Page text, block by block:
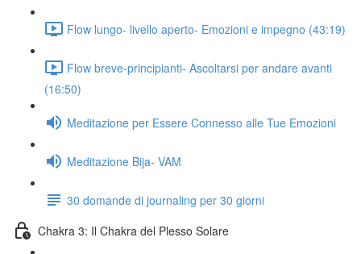
Flow lungo- livello aperto- Emozioni e impegno (43:19)
Flow breve-principianti- Ascoltarsi per andare avanti
(16:50)
Meditazione per Essere Connesso alle Tue Emozioni
Meditazione Bija- VAM
30 domande di journaling per 30 giorni
Chakra 3: Il Chakra del Plesso Solare